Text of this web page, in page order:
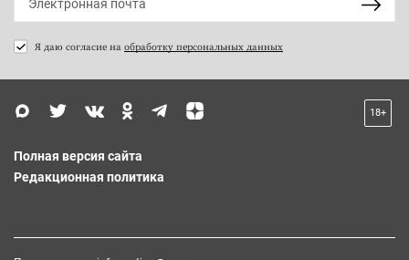
Я даю согласие на обработку персональных данных
18+
Полная версия сайта
Редакционная политика